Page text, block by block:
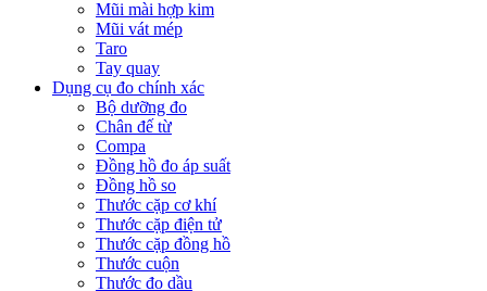
Mũi mài hợp kim
Mũi vát mép
Taro
Tay quay
Dụng cụ đo chính xác
Bộ dưỡng đo
Chân đế từ
Compa
Đồng hồ đo áp suất
Đồng hồ so
Thước cặp cơ khí
Thước cặp điện tử
Thước cặp đồng hồ
Thước cuộn
Thước đo dầu